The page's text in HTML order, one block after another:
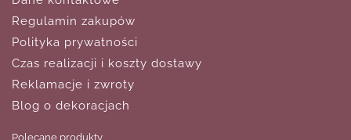
Regulamin zakupów
Polityka prywatności
Czas realizacji i koszty dostawy
Reklamacje i zwroty
Blog o dekoracjach
Polecane produkty